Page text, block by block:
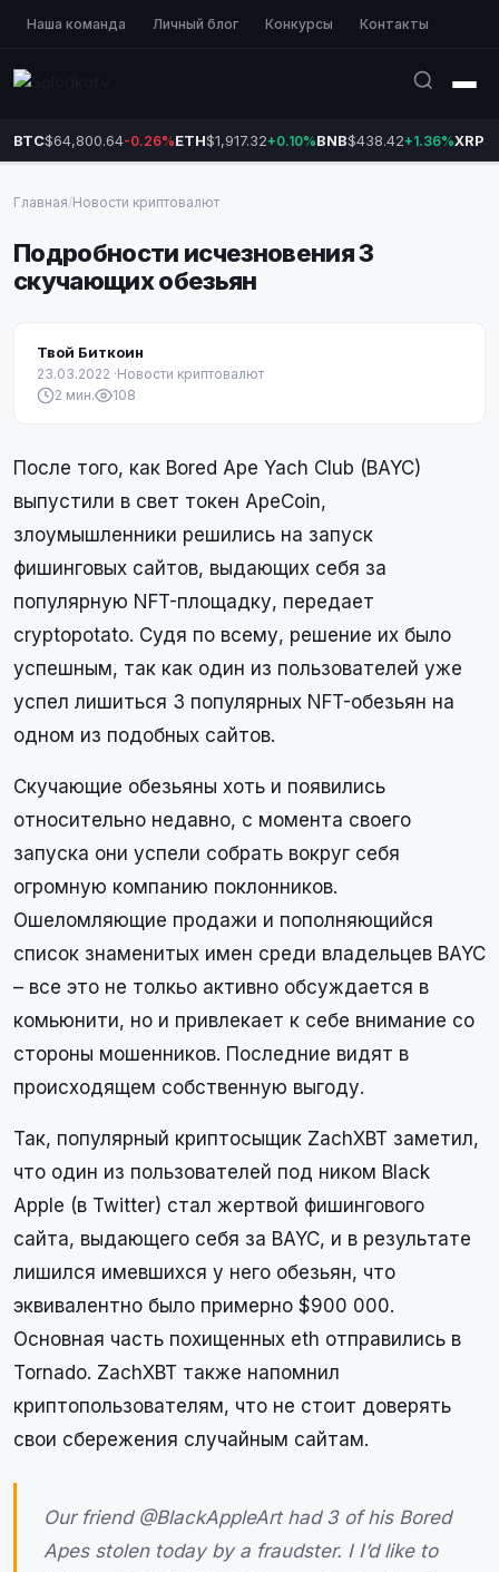
Наша команда Личный блог Конкурсы Контакты
BTC$64,800.64-0.26%ETH$1,917.32+0.10%BNB$438.42+1.36%XRP
Главная/Новости криптовалют
Подробности исчезновения 3
скучающих обезьян
Твой Биткоин
23.03.2022 ·Новости криптовалют
2 мин.
108
После того, как Bored Ape Yach Club (BAYC)
выпустили в свет токен ApeCoin,
злоумышленники решились на запуск
фишинговых сайтов, выдающих себя за
популярную NFT-площадку, передает
cryptopotato. Судя по всему, решение их было
успешным, так как один из пользователей уже
успел лишиться 3 популярных NFT-обезьян на
одном из подобных сайтов.
Скучающие обезьяны хоть и появились
относительно недавно, с момента своего
запуска они успели собрать вокруг себя
огромную компанию поклонников.
Ошеломляющие продажи и пополняющийся
список знаменитых имен среди владельцев BAYC
– все это не толкьо активно обсуждается в
комьюнити, но и привлекает к себе внимание со
стороны мошенников. Последние видят в
происходящем собственную выгоду.
Так, популярный криптосыщик ZachXBT заметил,
что один из пользователей под ником Black
Apple (в Twitter) стал жертвой фишингового
сайта, выдающего себя за BAYC, и в результате
лишился имевшихся у него обезьян, что
эквивалентно было примерно $900 000.
Основная часть похищенных eth отправились в
Tornado. ZachXBT также напомнил
криптопользователям, что не стоит доверять
свои сбережения случайным сайтам.
Our friend @BlackAppleArt had 3 of his Bored
Apes stolen today by a fraudster. I I’d like to